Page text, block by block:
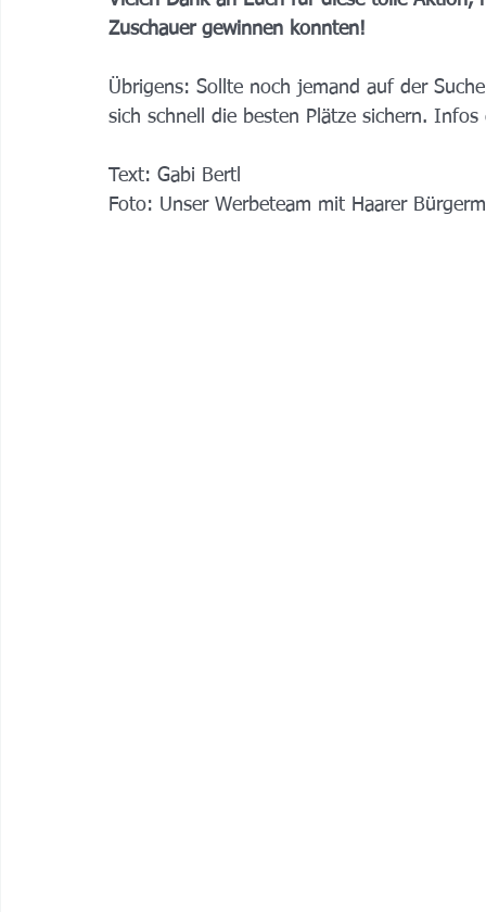
Zuschauer gewinnen konnten!
Übrigens: Sollte noch jemand auf der
sich schnell die besten Plätze sichern.
Text: Gabi Bertl
Foto: Unser Werbeteam mit Haarer